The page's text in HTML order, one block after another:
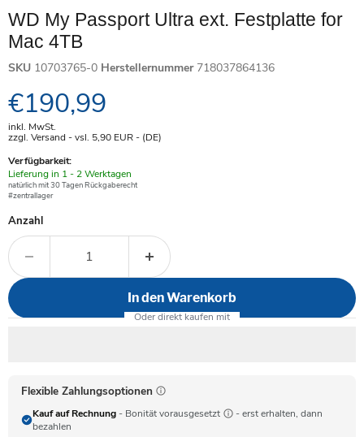
WD My Passport Ultra ext. Festplatte for
Mac 4TB
SKU 10703765-0 Herstellernummer 718037864136
Aktueller Preis
€190,99
inkl. MwSt.
zzgl. Versand - vsl. 5,90 EUR- (DE)
Verfügbarkeit:
Verfügbar
-
Lieferung in 1 - 2 Werktagen
natürlich mit 30 Tagen Rückgaberecht
#zentrallager
Anzahl
In den Warenkorb
Flexible Zahlungsoptionen
Kauf auf Rechnung - Bonität vorausgesetzt
- erst erhalten, dann
bezahlen